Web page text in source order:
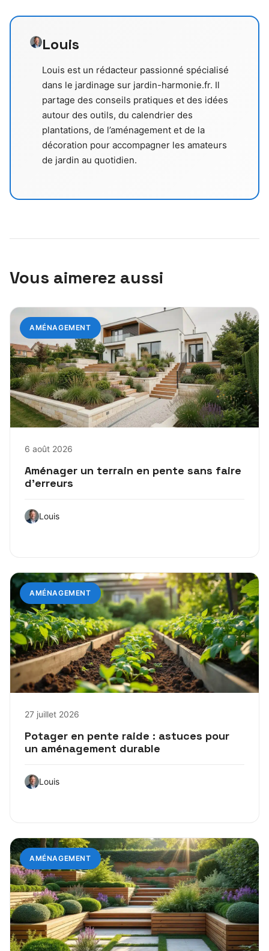
Louis
Louis est un rédacteur passionné spécialisé
dans le jardinage sur jardin-harmonie.fr. Il
partage des conseils pratiques et des idées
autour des outils, du calendrier des
plantations, de l’aménagement et de la
décoration pour accompagner les amateurs
de jardin au quotidien.
Vous aimerez aussi
AMÉNAGEMENT
6 août 2026
Aménager un terrain en pente sans faire
d’erreurs
Louis
AMÉNAGEMENT
27 juillet 2026
Potager en pente raide : astuces pour
un aménagement durable
Louis
AMÉNAGEMENT